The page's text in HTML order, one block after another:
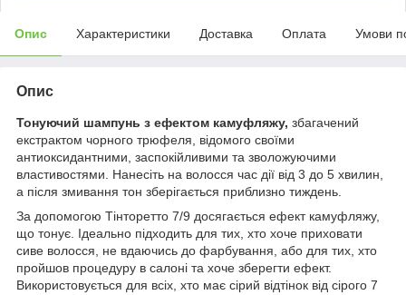
Опис Характеристики Доставка Оплата Умови
Опис
Тонуючий шампунь з ефектом камуфляжу, збагачений
екстрактом чорного трюфеля, відомого своїми
антиоксидантними, заспокійливими та зволожуючими
властивостями. Нанесіть на волосся час дії від 3 до 5 хвилин,
а після змивання тон зберігається приблизно тиждень.
За допомогою Тінторетто 7/9 досягається ефект камуфляжу,
що тонує. Ідеально підходить для тих, хто хоче приховати
сиве волосся, не вдаючись до фарбування, або для тих, хто
пройшов процедуру в салоні та хоче зберегти ефект.
Використовується для всіх, хто має сірий відтінок від сірого 7